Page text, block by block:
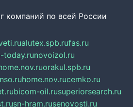
компаний по всей России
alutex.spb.rufas.ru
today.runovoizol.ru
orakul.spb.ru
home.nov.rucemko.ru
bicom-oil.rusuperiorsearch.ru
sn-hram.rusenovosti.ru